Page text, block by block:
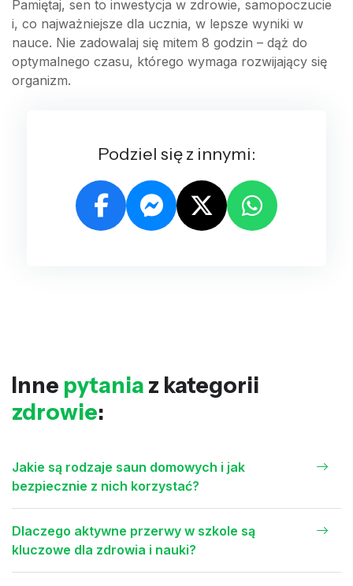
Pamiętaj, sen to inwestycja w zdrowie, samopoczucie
i, co najważniejsze dla ucznia, w lepsze wyniki w
nauce. Nie zadowalaj się mitem 8 godzin – dąż do
optymalnego czasu, którego wymaga rozwijający się
organizm.
Podziel się z innymi:
Inne pytania z kategorii
zdrowie:
Jakie są rodzaje saun domowych i jak
bezpiecznie z nich korzystać?
Dlaczego aktywne przerwy w szkole są
kluczowe dla zdrowia i nauki?